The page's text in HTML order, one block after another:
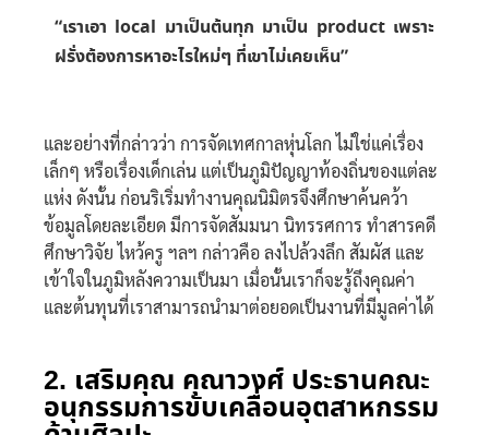
“เราเอา local มาเป็นต้นทุก มาเป็น product เพราะ
ฝรั่งต้องการหาอะไรใหม่ๆ ที่เขาไม่เคยเห็น”
และอย่างที่กล่าวว่า การจัดเทศกาลหุ่นโลก ไม่ใช่แค่เรื่อง
เล็กๆ หรือเรื่องเด็กเล่น แต่เป็นภูมิปัญญาท้องถิ่นของแต่ละ
แห่ง ดังนั้น ก่อนริเริ่มทำงานคุณนิมิตรจึงศึกษาค้นคว้า
ข้อมูลโดยละเอียด มีการจัดสัมมนา นิทรรศการ ทำสารคดี
ศึกษาวิจัย ไหว้ครู ฯลฯ กล่าวคือ ลงไปล้วงลึก สัมผัส และ
เข้าใจในภูมิหลังความเป็นมา เมื่อนั้นเราก็จะรู้ถึงคุณค่า
และต้นทุนที่เราสามารถนำมาต่อยอดเป็นงานที่มีมูลค่าได้
2. เสริมคุณ คุณาวงศ์ ประธานคณะ
อนุกรรมการขับเคลื่อนอุตสาหกรรม